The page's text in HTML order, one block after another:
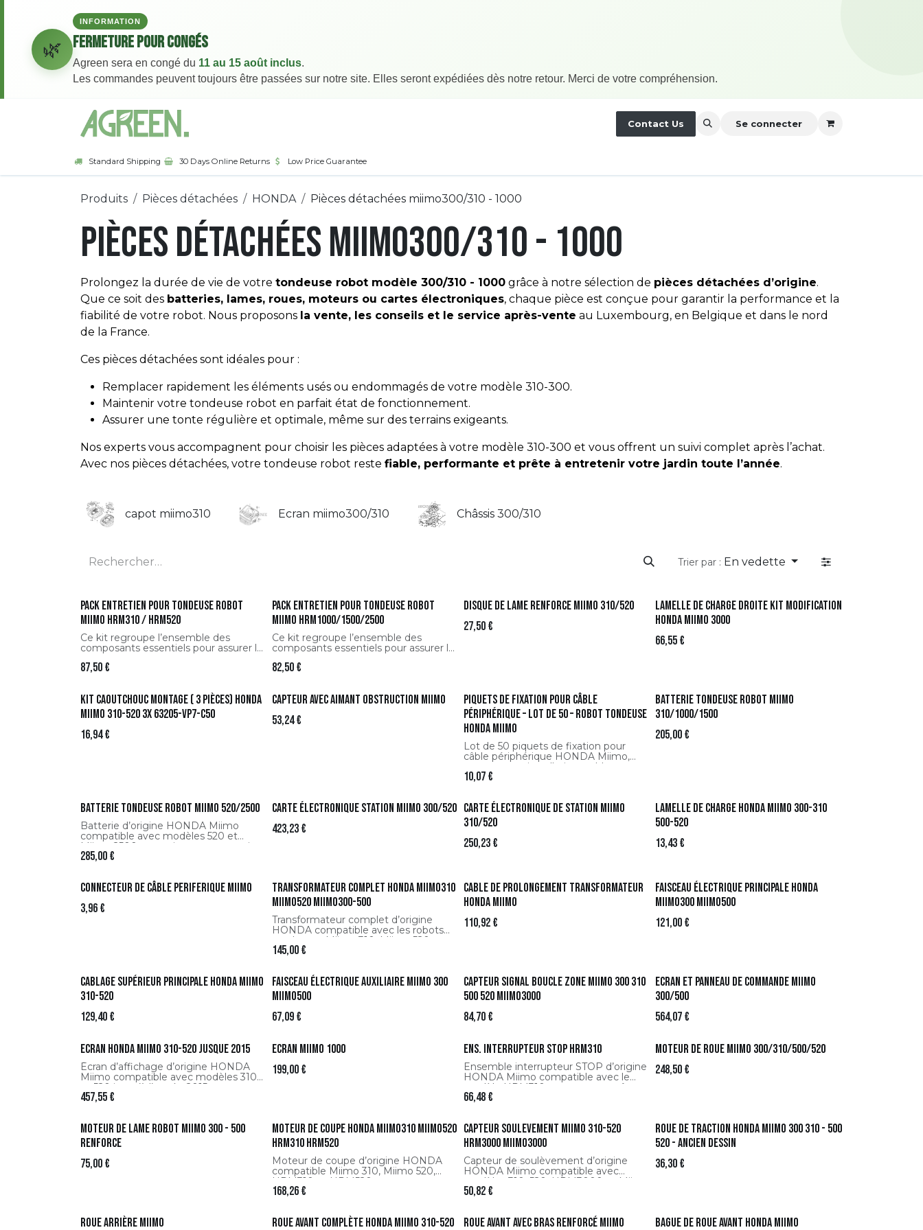
🌿
INFORMATION
Fermeture pour congés
Agreen sera en congé du 11 au 15 août inclus.
Les commandes peuvent toujours être passées sur notre site. Elles seront expédiées dès notre retour. Merci de votre compréhension.
Conditions générales À propos
Contact Us Se connecter
Standard Shipping 30 Days Online Returns Low Price Guarantee
Produits Pièces détachées HONDA Pièces détachées miimo300/310 - 1000
Pièces détachées miimo300/310 - 1000
Prolongez la durée de vie de votre tondeuse robot modèle 300/310 - 1000 grâce à notre sélection de pièces détachées d’origine.
Que ce soit des batteries, lames, roues, moteurs ou cartes électroniques, chaque pièce est conçue pour garantir la performance et la
fiabilité de votre robot. Nous proposons la vente, les conseils et le service après-vente au Luxembourg, en Belgique et dans le nord
de la France.
Ces pièces détachées sont idéales pour :
Remplacer rapidement les éléments usés ou endommagés de votre modèle 310-300.
Maintenir votre tondeuse robot en parfait état de fonctionnement.
Assurer une tonte régulière et optimale, même sur des terrains exigeants.
Nos experts vous accompagnent pour choisir les pièces adaptées à votre modèle 310-300 et vous offrent un suivi complet après l’achat.
Avec nos pièces détachées, votre tondeuse robot reste fiable, performante et prête à entretenir votre jardin toute l’année.
capot miimo310 Ecran miimo300/310 Châssis 300/310
Trier par : En vedette
Pack Entretien pour tondeuse robot
Miimo HRM310 / HRM520
Ce kit regroupe l’ensemble des
composants essentiels pour assurer la
performance de coupe de votre robot.
2 bagues de roue
3 plaques de fixation
1 joint moteur de coupe
1 joint de châssis
1 joint d’écran
87,50€
Pack Entretien pour tondeuse robot
Miimo HRM1000/1500/2500
Ce kit regroupe l’ensemble des
composants essentiels pour assurer la
performance de coupe de votre robot.
2 bagues de roue
1 joint de châssis
82,50€
Disque de lame renforce Miimo 310/520
27,50€
lamelle de charge droite kit modification
HONDA Miimo 3000
66,55€
Kit caoutchouc montage ( 3 pièces) Honda
Miimo 310-520 3x 63205-VP7-C50
16,94€
Capteur avec aimant obstruction Miimo
53,24€
Piquets de fixation pour câble
périphérique – Lot de 50 – Robot tondeuse
HONDA Miimo
Lot de 50 piquets de fixation pour
câble périphérique HONDA Miimo,
assurant une installation stable,
discrète et durable du fil périmétrique
10,07€
Batterie tondeuse robot Miimo
310/1000/1500
205,00€
Batterie tondeuse robot Miimo 520/2500
Batterie d’origine HONDA Miimo
compatible avec modèles 520 et
Miimo 2500, garantissant autonomie
et performances optimales du robot
285,00€
Carte électronique station Miimo 300/520
423,23€
Carte électronique de station Miimo
310/520
250,23€
Lamelle de charge HONDA Miimo 300-310
500-520
13,43€
Connecteur de câble periferique Miimo
3,96€
Transformateur complet HONDA Miimo310
Miimo520 Miimo300-500
Transformateur complet d’origine
HONDA compatible avec les robots
tondeuses Miimo 310, Miimo 520 et
Miimo séries 300–500. Assure une
performances durables de votre robot
Miimo.
145,00€
Cable de prolongement transformateur
HONDA Miimo
110,92€
Faisceau électrique principale HONDA
Miimo300 Miimo500
121,00€
Cablage supérieur principale HONDA Miimo
310-520
129,40€
Faisceau électrique auxiliaire Miimo 300
Miimo500
67,09€
Capteur signal boucle zone Miimo 300 310
500 520 MIIMO3000
84,70€
Ecran et panneau de commande Miimo
300/500
564,07€
Ecran Honda Miimo 310-520 jusque 2015
Écran d’affichage d’origine HONDA
Miimo compatible avec modèles 310
et 520 jusqu’à l’année 2015.
457,55€
Ecran Miimo 1000
199,00€
Ens. interrupteur stop HRM310
Ensemble interrupteur STOP d’origine
HONDA Miimo compatible avec le
modèle HRM310, assurant un arrêt
immédiat et sécurisé du robot
66,48€
Moteur de roue Miimo 300/310/500/520
248,50€
Moteur de lame robot Miimo 300 - 500
renforce
75,00€
Moteur de coupe HONDA Miimo310 Miimo520
HRM310 HRM520
Moteur de coupe d’origine HONDA
compatible Miimo 310, Miimo 520,
HRM310 et HRM520, assurant une
coupe efficace, régulière et fiable de
168,26€
Capteur soulevement Miimo 310-520
HRM3000 Miimo3000
Capteur de soulèvement d’origine
HONDA Miimo compatible avec
modèles 310, 520, HRM3000 et Miimo
3000, garantissant l’arrêt automatique
50,82€
Roue de traction HONDA Miimo 300 310 - 500
520 - ancien dessin
36,30€
Roue arrière Miimo
Roue avant complète HONDA Miimo 310-520
Roue avant avec bras renforcé Miimo
Bague de roue avant HONDA Miimo